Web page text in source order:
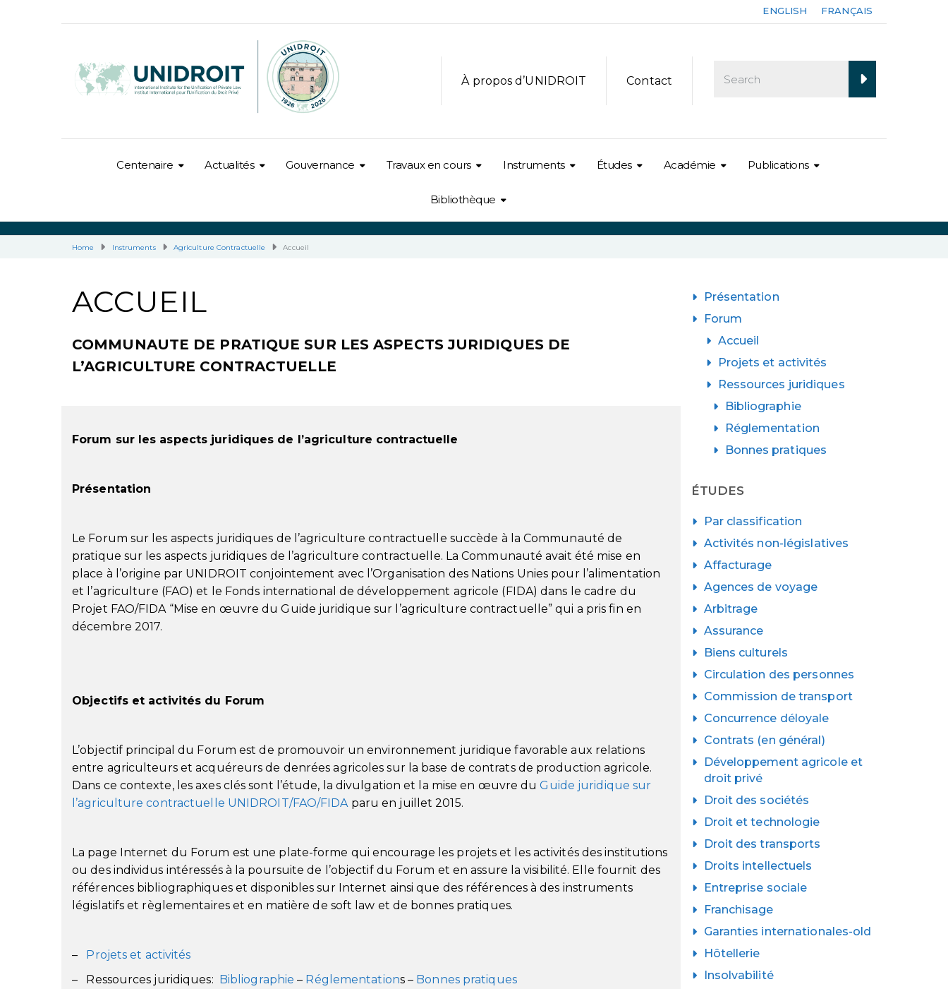
ENGLISH FRANÇAIS
À propos d’UNIDROIT Contact
Centenaire Actualités Gouvernance Travaux en cours Instruments Études Académie Publications
Bibliothèque
Home Instruments Agriculture Contractuelle Accueil
ACCUEIL
COMMUNAUTE DE PRATIQUE SUR LES ASPECTS JURIDIQUES DE
L’AGRICULTURE CONTRACTUELLE
Forum sur les aspects juridiques de l’agriculture contractuelle
Présentation
Le Forum sur les aspects juridiques de l’agriculture contractuelle succède à la Communauté de
pratique sur les aspects juridiques de l’agriculture contractuelle. La Communauté avait été mise en
place à l’origine par UNIDROIT conjointement avec l’Organisation des Nations Unies pour l’alimentation
et l’agriculture (FAO) et le Fonds international de développement agricole (FIDA) dans le cadre du
Projet FAO/FIDA “Mise en œuvre du Guide juridique sur l’agriculture contractuelle” qui a pris fin en
décembre 2017.
Objectifs et activités du Forum
L’objectif principal du Forum est de promouvoir un environnement juridique favorable aux relations
entre agriculteurs et acquéreurs de denrées agricoles sur la base de contrats de production agricole.
Dans ce contexte, les axes clés sont l’étude, la divulgation et la mise en œuvre duGuide juridique sur
l’agriculture contractuelle UNIDROIT/FAO/FIDA paru en juillet 2015.
La page Internet du Forum est une plate-forme qui encourage les projets et les activités des institutions
ou des individus intéressés à la poursuite de l’objectif du Forum et en assure la visibilité. Elle fournit des
références bibliographiques et disponibles sur Internet ainsi que des références à des instruments
législatifs et règlementaires et en matière de soft law et de bonnes pratiques.
– Projets et activités
– Ressources juridiques: Bibliographie– Réglementations – Bonnes pratiques
Présentation
Forum
Accueil
Projets et activités
Ressources juridiques
Bibliographie
Réglementation
Bonnes pratiques
ÉTUDES
Par classification
Activités non-législatives
Affacturage
Agences de voyage
Arbitrage
Assurance
Biens culturels
Circulation des personnes
Commission de transport
Concurrence déloyale
Contrats (en général)
Développement agricole et
droit privé
Droit des sociétés
Droit et technologie
Droit des transports
Droits intellectuels
Entreprise sociale
Franchisage
Garanties internationales-old
Hôtellerie
Insolvabilité